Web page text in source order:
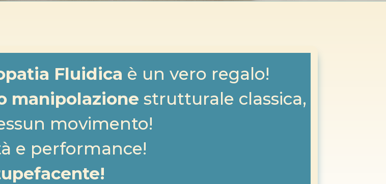
Fluidica è un vero regalo!
manipolazione strutturale classica,
movimento!
e performance!